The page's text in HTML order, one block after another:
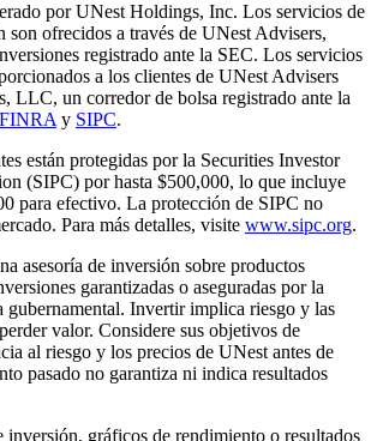
por UNest Holdings, Inc. Los servicios de
son ofrecidos a través de UNest Advisers,
registrado ante la SEC. Los servicios
a los clientes de UNest Advisers
LLC, un corredor de bolsa registrado ante la
FINRA y SIPC.
están protegidas por la Securities Investor
(SIPC) por hasta $500,000, lo que incluye
para efectivo. La protección de SIPC no
Para más detalles, visite www.sipc.org.
asesoría de inversión sobre productos
garantizadas o aseguradas por la
gubernamental. Invertir implica riesgo y las
valor. Considere sus objetivos de
al riesgo y los precios de UNest antes de
pasado no garantiza ni indica resultados
inversión, gráficos de rendimiento o resultados